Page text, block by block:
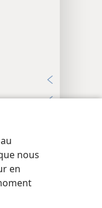
nous
en